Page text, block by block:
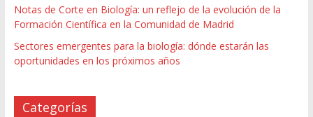
Notas de Corte en Biología: un reflejo de la evolución de la
Formación Científica en la Comunidad de Madrid
Sectores emergentes para la biología: dónde estarán las
oportunidades en los próximos años
Categorías